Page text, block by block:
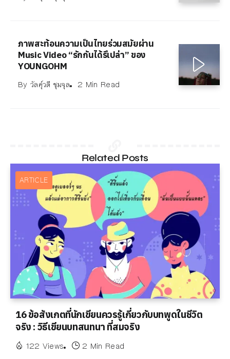
ภาพสะท้อนความเป็นไทยร่วมสมัยผ่าน
Music Video “รักกันได้รึเปล่า” ของ
YOUNGOHM
By วัลคุ์วดี ชุมจุล 2 Min Read
Related Posts
ARTICLE
16 ข้อสังเกตที่นักเขียนควรรู้เกี่ยวกับบทพูดในชีวิต
จริง : วิธีเขียนบทสนทนา ที่สมจริง
122 Views 2 Min Read